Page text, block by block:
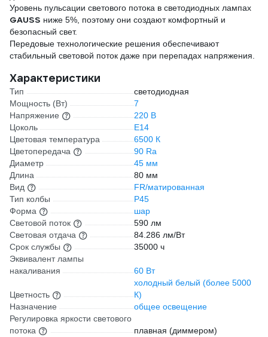
Уровень пульсации светового потока в светодиодных лампах
GAUSS ниже 5%, поэтому они создают комфортный и
безопасный свет.
Передовые технологические решения обеспечивают
стабильный световой поток даже при перепадах напряжения.
Характеристики
Тип
светодиодная
Мощность (Вт)
7
Напряжение
220 В
Цоколь
E14
Цветовая температура
6500 К
Цветопередача
90 Ra
Диаметр
45 мм
Длина
80 мм
Вид
FR/матированная
Тип колбы
Р45
Форма
шар
Световой поток
590 лм
Световая отдача
84.286 лм/Вт
Срок службы
35000 ч
Эквивалент лампы
накаливания
60 Вт
Цветность
холодный белый (более 5000
К)
Назначение
общее освещение
Регулировка яркости светового
потока
плавная (диммером)